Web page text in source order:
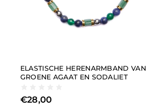
ELASTISCHE HERENARMBAND VAN
GROENE AGAAT EN SODALIET
€28,00